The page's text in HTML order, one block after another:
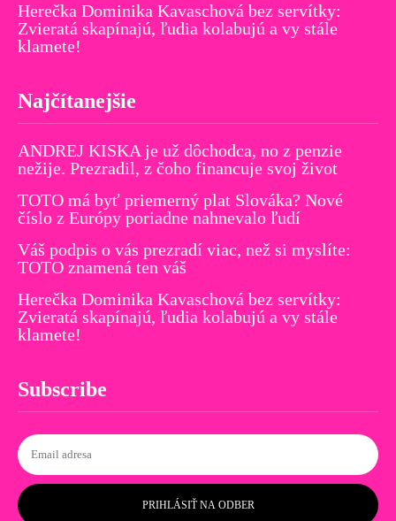
Herečka Dominika Kavaschová bez servítky:
Zvieratá skapínajú, ľudia kolabujú a vy stále
klamete!
Najčítanejšie
ANDREJ KISKA je už dôchodca, no z penzie
nežije. Prezradil, z čoho financuje svoj život
TOTO má byť priemerný plat Slováka? Nové
číslo z Európy poriadne nahnevalo ľudí
Váš podpis o vás prezradí viac, než si myslíte:
TOTO znamená ten váš
Herečka Dominika Kavaschová bez servítky:
Zvieratá skapínajú, ľudia kolabujú a vy stále
klamete!
Subscribe
PRIHLÁSIŤ NA ODBER